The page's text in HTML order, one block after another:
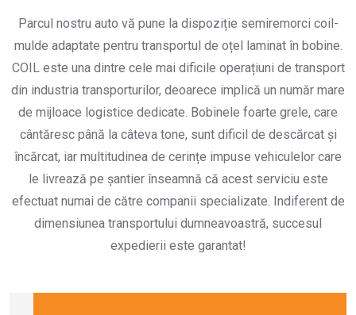
Parcul nostru auto vă pune la dispoziție semiremorci coil-
mulde adaptate pentru transportul de oțel laminat în bobine.
COIL este una dintre cele mai dificile operațiuni de transport
din industria transporturilor, deoarece implică un număr mare
de mijloace logistice dedicate. Bobinele foarte grele, care
cântăresc până la câteva tone, sunt dificil de descărcat și
încărcat, iar multitudinea de cerințe impuse vehiculelor care
le livrează pe șantier înseamnă că acest serviciu este
efectuat numai de către companii specializate. Indiferent de
dimensiunea transportului dumneavoastră, succesul
expedierii este garantat!